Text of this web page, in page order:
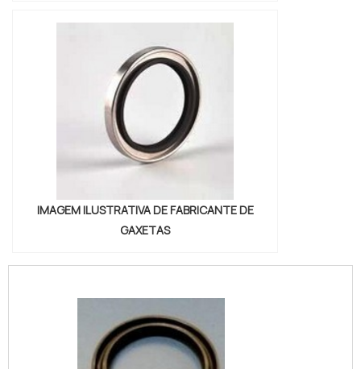
IMAGEM ILUSTRATIVA DE FABRICANTE DE
GAXETAS